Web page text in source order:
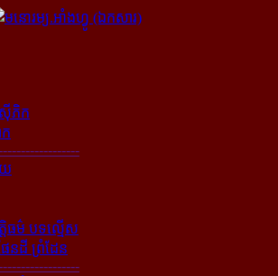
ភិក
តិធម៌ បទល្មើស
ែនដី ព្រំដែន